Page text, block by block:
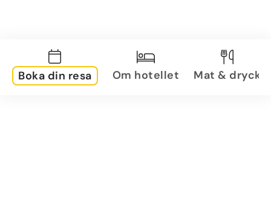
Boka din resa Om hotellet Mat & dryck